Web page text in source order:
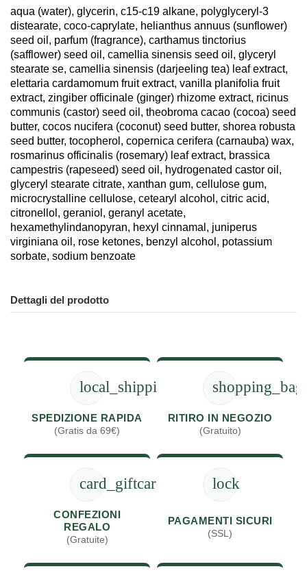
aqua (water), glycerin, c15-c19 alkane, polyglyceryl-3
distearate, coco-caprylate, helianthus annuus (sunflower)
seed oil, parfum (fragrance), carthamus tinctorius
(safflower) seed oil, camellia sinensis seed oil, glyceryl
stearate se, camellia sinensis (darjeeling tea) leaf extract,
elettaria cardamomum fruit extract, vanilla planifolia fruit
extract, zingiber officinale (ginger) rhizome extract, ricinus
communis (castor) seed oil, theobroma cacao (cocoa) seed
butter, cocos nucifera (coconut) seed butter, shorea robusta
seed butter, tocopherol, copernica cerifera (carnauba) wax,
rosmarinus officinalis (rosemary) leaf extract, brassica
campestris (rapeseed) seed oil, hydrogenated castor oil,
glyceryl stearate citrate, xanthan gum, cellulose gum,
microcrystalline cellulose, cetearyl alcohol, citric acid,
citronellol, geraniol, geranyl acetate,
hexamethylindanopyran, hexyl cinnamal, juniperus
virginiana oil, rose ketones, benzyl alcohol, potassium
sorbate, sodium benzoate
Dettagli del prodotto
local_shipping
SPEDIZIONE RAPIDA
(Gratis da 69€)
shopping_bag
RITIRO IN NEGOZIO
(Gratuito)
card_giftcard
CONFEZIONI
REGALO
(Gratuite)
lock
PAGAMENTI SICURI
(SSL)